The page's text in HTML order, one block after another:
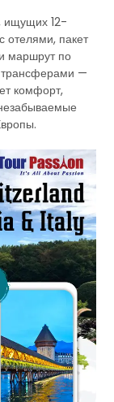
ищущих 12-
отелями, пакет
маршрут по
трансферами —
комфорт,